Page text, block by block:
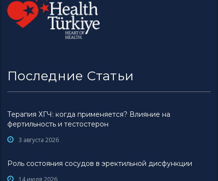
Последние Статьи
Терапия ХГЧ: когда применяется? Влияние на
фертильность и тестостерон
3 августа 2026
Роль состояния сосудов в эректильной дисфункции
14 июля 2026